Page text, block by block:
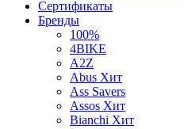
Сертификаты
Бренды
100%
4BIKE
A2Z
Abus Хит
Ass Savers
Assos Хит
Bianchi Хит